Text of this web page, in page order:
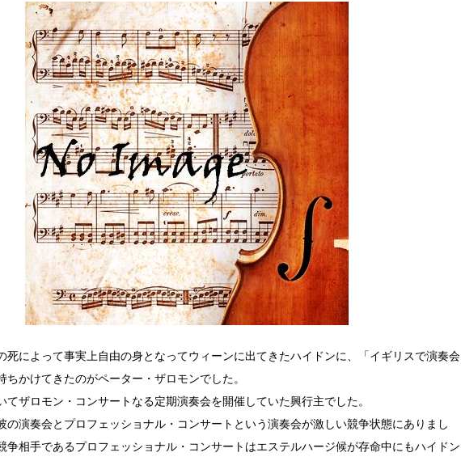
死によって事実上自由の身となってウィーンに出てきたハイドンに、「イギリスで演奏会
ちかけてきたのがペーター・ザロモンでした。
てザロモン・コンサートなる定期演奏会を開催していた興行主でした。
の演奏会とプロフェッショナル・コンサートという演奏会が激しい競争状態にありまし
争相手であるプロフェッショナル・コンサートはエステルハージ候が存命中にもハイドン